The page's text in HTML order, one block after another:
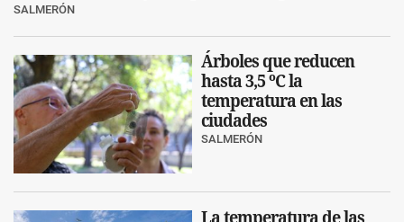
SALMERÓN
Árboles que reducen
hasta 3,5 ºC la
temperatura en las
ciudades
SALMERÓN
La temperatura de las